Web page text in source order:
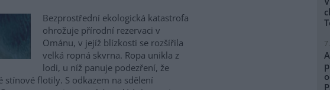
Bezprostřední ekologická katastrofa
ohrožuje přírodní rezervaci v
Ománu, v jejíž blízkosti se rozšířila
velká ropná skvrna. Ropa unikla z
lodi, u níž panuje podezření, že
stínové flotily. S odkazem na sdělení